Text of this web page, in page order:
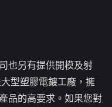
也另有提供開模及射
型塑膠電鍍工廠，擁
品的高要求。如果您對